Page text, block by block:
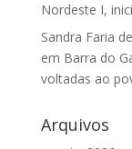
Nordeste I,
Sandra Faria
em Barra do
voltadas ao
Arquivos